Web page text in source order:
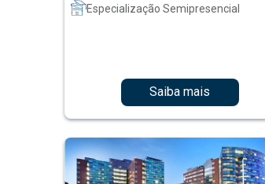
Especialização Semipresencial
Saiba mais